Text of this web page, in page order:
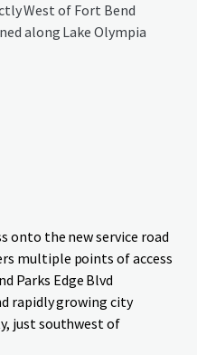
West of Fort Bend
along Lake Olympia
onto the new service road
multiple points of access
Parks Edge Blvd
rapidly growing city
just southwest of